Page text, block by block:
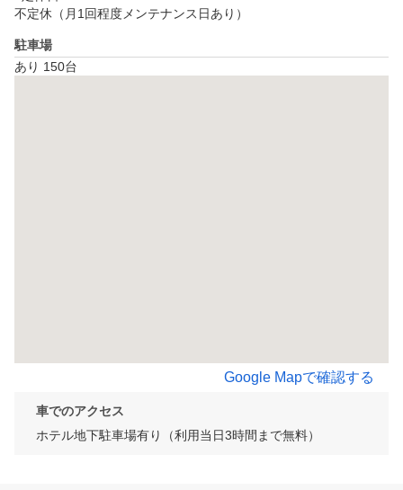
不定休（月1回程度メンテナンス日あり）
駐車場
あり 150台
Google Mapで確認する
車でのアクセス
ホテル地下駐車場有り（利用当日3時間まで無料）